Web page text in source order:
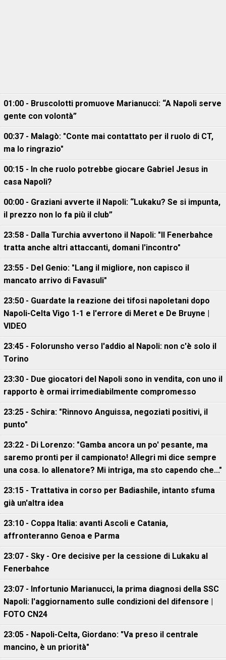
01:00 - Bruscolotti promuove Marianucci: “A Napoli serve
gente con volontà”
00:37 - Malagò: "Conte mai contattato per il ruolo di CT,
ma lo ringrazio"
00:15 - In che ruolo potrebbe giocare Gabriel Jesus in
casa Napoli?
00:00 - Graziani avverte il Napoli: “Lukaku? Se si impunta,
il prezzo non lo fa più il club”
23:58 - Dalla Turchia avvertono il Napoli: "Il Fenerbahce
tratta anche altri attaccanti, domani l'incontro"
23:55 - Del Genio: "Lang il migliore, non capisco il
mancato arrivo di Favasuli"
23:50 - Guardate la reazione dei tifosi napoletani dopo
Napoli-Celta Vigo 1-1 e l'errore di Meret e De Bruyne |
VIDEO
23:45 - Folorunsho verso l'addio al Napoli: non c'è solo il
Torino
23:30 - Due giocatori del Napoli sono in vendita, con uno il
rapporto è ormai irrimediabilmente compromesso
23:25 - Schira: "Rinnovo Anguissa, negoziati positivi, il
punto"
23:22 - Di Lorenzo: "Gamba ancora un po' pesante, ma
saremo pronti per il campionato! Allegri mi dice sempre
una cosa. Io allenatore? Mi intriga, ma sto capendo che..."
23:15 - Trattativa in corso per Badiashile, intanto sfuma
già un'altra idea
23:10 - Coppa Italia: avanti Ascoli e Catania,
affronteranno Genoa e Parma
23:07 - Sky - Ore decisive per la cessione di Lukaku al
Fenerbahce
23:07 - Infortunio Marianucci, la prima diagnosi della SSC
Napoli: l'aggiornamento sulle condizioni del difensore |
FOTO CN24
23:05 - Napoli-Celta, Giordano: "Va preso il centrale
mancino, è un priorità"